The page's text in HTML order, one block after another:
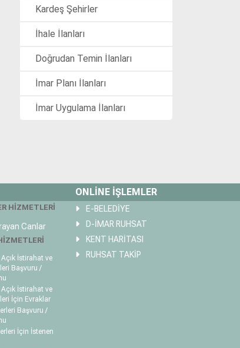
Kardeş Şehirler
İhale İlanları
Doğrudan Temin İlanları
İmar Planı İlanları
İmar Uygulama İlanları
HİZMETLERİ
Canlar
İstirahat ve
Başvuru /
İstirahat ve
İçin Evraklar
Başvuru /
İçin İstenen
ONLİNE İŞLEMLER
E-BELEDİYE
D-İMAR RUHSAT
KENT HARİTASI
RUHSAT TAKİP